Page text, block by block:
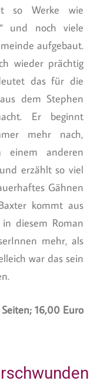
so Werke wie
und noch viele
aufgebaut.
wieder prächtig
das für die
dem Stephen
Er beginnt
mehr nach,
einem anderen
erzählt so viel
Gähnen
kommt aus
diesem Roman
mehr, als
war das sein
16,00 Euro